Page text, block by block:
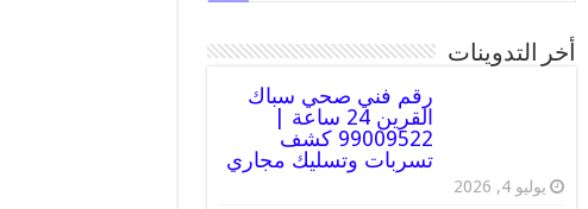
أخر التدوينات
رقم فني صحي سباك
القرين 24 ساعة |
99009522 كشف
تسربات وتسليك مجاري
يوليو 4, 2026